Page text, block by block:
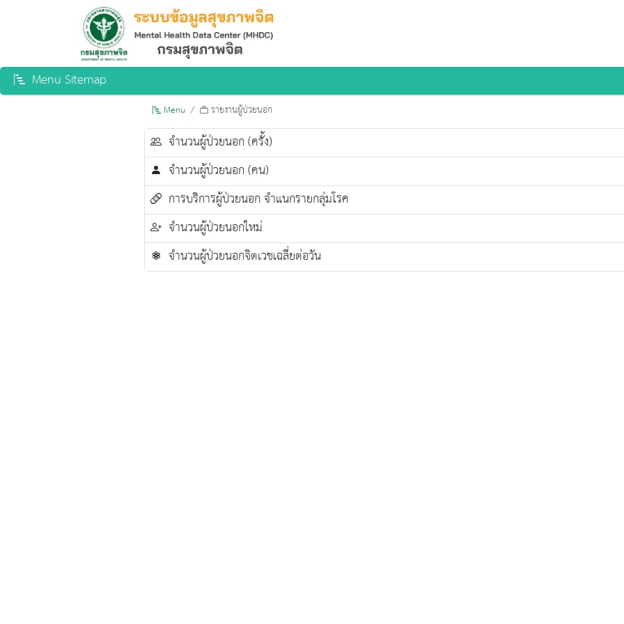
Menu Sitemap
Menu รายงานผู้ป่วยนอก
จำนวนผู้ป่วยนอก (ครั้ง)
จำนวนผู้ป่วยนอก (คน)
การบริการผู้ป่วยนอก จำแนกรายกลุ่มโรค
จำนวนผู้ป่วยนอกใหม่
จำนวนผู้ป่วยนอกจิตเวชเฉลี่ยต่อวัน